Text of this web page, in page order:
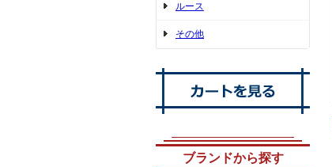
ルース
その他
ブランドから探す